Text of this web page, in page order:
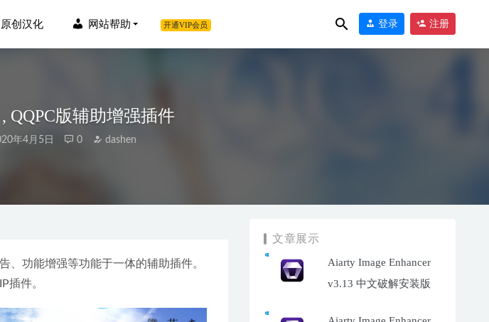
原创汉化 网站帮助 开通VIP会员 登录 注册
QQPC版辅助增强插件
年4月5日 0 dashen
、功能增强等功能于一体的辅助插件。
插件。
文章展示
Aiarty Image Enhancer
v3.13 中文破解安装版
文破解版-重复文件删除工具 2023-12-09
启动